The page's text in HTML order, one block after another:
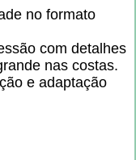
no formato
com detalhes
nas costas.
e adaptação